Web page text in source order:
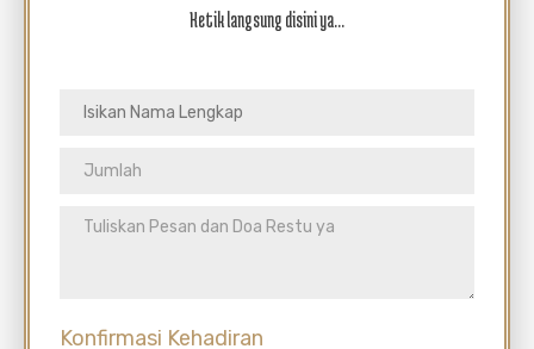
Ketik langsung disini ya...
Konfirmasi Kehadiran